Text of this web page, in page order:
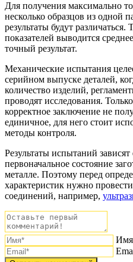
Для получения максимально
несколько образцов из одной
результаты будут
показателей выводится
точный результат.
Механические испытания
серийном выпуске деталей,
количество изделий,
проводят исследования.
корректное заключение не
единичное, для него стоит
методы контроля.
Результаты испытаний
первоначальное состояние
металле. Поэтому перед
характеристик нужно
соединений, например,